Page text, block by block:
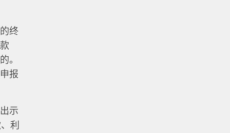
终
。
报
示
利